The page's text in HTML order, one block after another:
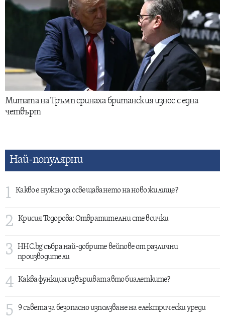
Митата на Тръмп сринаха британския износ с една
четвърт
Най-популярни
1 Какво е нужно за освещаването на ново жилище?
2 Крисия Тодорова: Отвратителни сте всички
3
HHC.bg събра най-добрите вейпове от различни
производители
4 Каква функция извършват авто биалетките?
5 9 съвета за безопасно използване на електрически уреди